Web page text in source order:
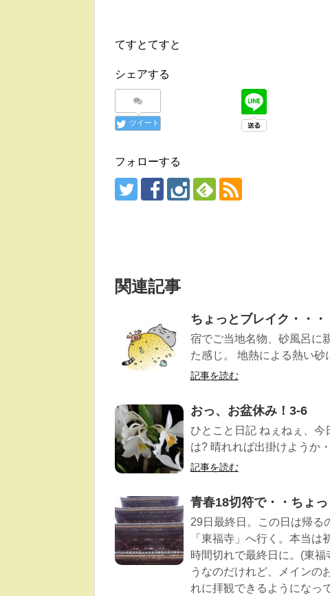
てすとてすと
シェアする
ツイート
フォローする
関連記事
ちょっとブレイク・・
宿でご当地名物、砂風呂に
た感じ。 地熱による熱い
記事を読む
おっ、お盆休み！3-6
ひとこと日記 ねぇねぇ、
は? 晴れれば出掛けようか
記事を読む
青春18切符で・・ちょ
29日最終日。この日は帰る
「東福寺」へ行く。本当は
時間切れで最終日に。(東
うなのだけれど、メインの
れに拝観できるようになっ